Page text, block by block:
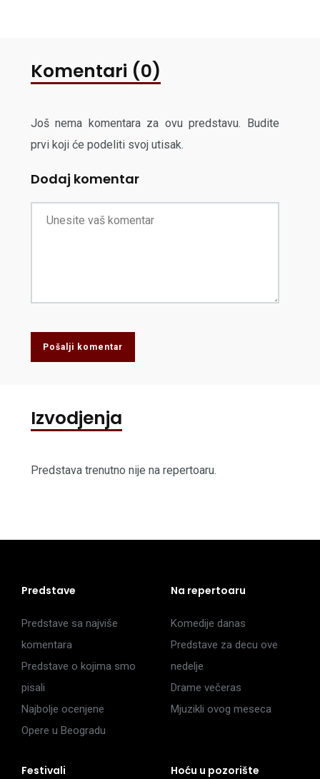
Komentari (0)
Još nema komentara za ovu predstavu. Budite
prvi koji će podeliti svoj utisak.
Dodaj komentar
Pošalji komentar
Izvodjenja
Predstava trenutno nije na repertoaru.
Predstave
Predstave sa najviše
komentara
Predstave o kojima smo
pisali
Najbolje ocenjene
Opere u Beogradu
Na repertoaru
Komedije danas
Predstave za decu ove
nedelje
Drame večeras
Mjuzikli ovog meseca
Festivali Hoću u pozorište